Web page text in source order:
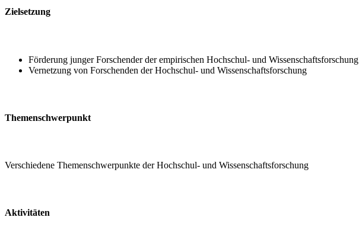
Zielsetzung
Förderung junger Forschender der empirischen Hochschul- und Wissenschaftsforschung
Vernetzung von Forschenden der Hochschul- und Wissenschaftsforschung
Themenschwerpunkt
Verschiedene Themenschwerpunkte der Hochschul- und Wissenschaftsforschung
Aktivitäten